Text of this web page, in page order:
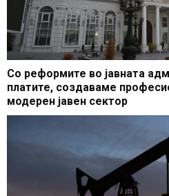
Со реформите во јавната
платите, создаваме
модерен јавен сектор